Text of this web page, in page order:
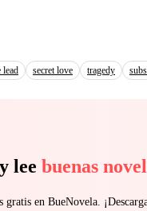
lead secret love tragedy
lee buenas
gratis en BueNovela.